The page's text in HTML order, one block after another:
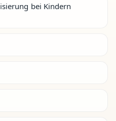
bei Kindern